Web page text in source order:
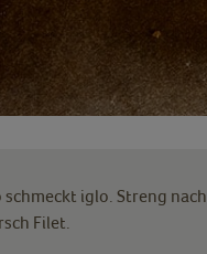
schmeckt iglo. Streng
Filet.